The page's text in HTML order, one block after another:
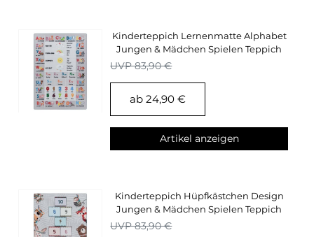
Kinderteppich Lernenmatte Alphabet
Jungen & Mädchen Spielen Teppich
Kinderzimmer
UVP 83,90 €
ab 24,90 €
Artikel anzeigen
Kinderteppich Hüpfkästchen Design
Jungen & Mädchen Spielen Teppich
Kinderzimmer
UVP 83,90 €